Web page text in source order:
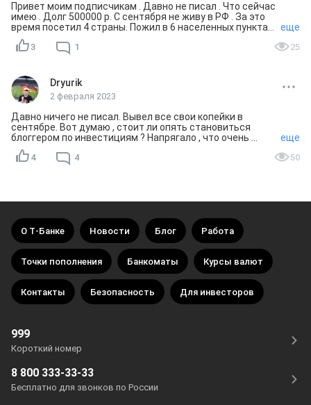
Привет моим подписчикам . Давно не писал . Что сейчас
имею . Долг 500000 р. С сентября не живу в РФ . За это
время посетил 4 страны. Пожил в 6 населенных пунктах .
Был в Минске и Молодечно Минской области , Батуми ,
Тбилиси , Ереване . Сейчас живу в деревне в 25 км от
Еревана . Не инвестирую , т.к пока есть долги
выше ,чем от инвестиций . Цель сейчас - погасить долги
пол ляма . #флудилка
еще
3 1 25
Dryurik
2 февраля 2023
Давно ничего не писал. Вывел все свои копейки в
сентябре. Вот думаю , стоит ли опять становиться
блоггером по инвестициям ? Напрягало , что очень
много хейтеров , хотя в целом результаты у меня лучше ,
чем у большинства . Зафиксировал убыток в 12% по
итогу. Все года до 2022 был в плюсе.
еще
4 4 50
О Т‑Банке Новости Блог Работа
Точки пополнения Банкоматы Курсы валют
Контакты Безопасность Для инвесторов
999
Короткий номер
8 800 333-33-33
Бесплатно для звонков по России